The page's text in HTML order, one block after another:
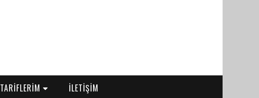
TARİFLERİM İLETİŞİM